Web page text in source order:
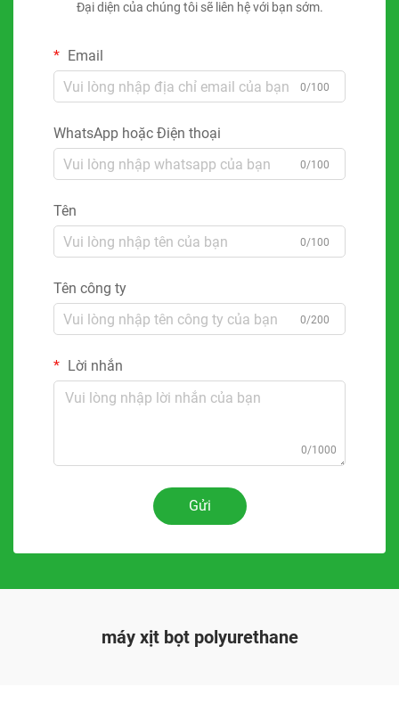
Đại diện của chúng tôi sẽ liên hệ với bạn sớm.
Email
0/100
WhatsApp hoặc Điện thoại
0/100
Tên
0/100
Tên công ty
0/200
Lời nhắn
0/1000
Gửi
máy xịt bọt polyurethane